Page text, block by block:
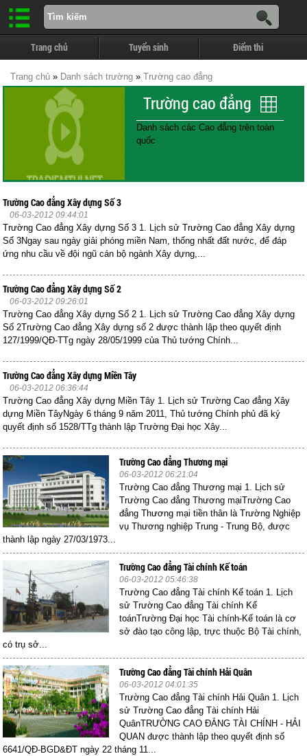
Trang chủ Tuyển sinh Điểm thi
Trang chủ » Danh sách trường » Trường cao đẳng
Trường cao đẳng
Danh sách các Cao đẳng trên toàn
quốc
Trường Cao đẳng Xây dựng Số 3
06-03-2012 09:44:01
Trường Cao đẳng Xây dựng Số 3 1. Lịch sử Trường Cao đẳng Xây dựng
Số 3Ngay sau ngày giải phóng miền Nam, thống nhất đất nước, để đáp
ứng nhu cầu về đội ngũ cán bộ ngành Xây dựng,...
Trường Cao đẳng Xây dựng Số 2
06-03-2012 09:26:01
Trường Cao đẳng Xây dựng Số 2 1. Lịch sử Trường Cao đẳng Xây dựng
Số 2Trường Cao đẳng Xây dựng số 2 được thành lập theo quyết định
127/1999/QĐ-TTg ngày 28/05/1999 của Thủ tướng Chính...
Trường Cao đẳng Xây dựng Miền Tây
06-03-2012 06:36:44
Trường Cao đẳng Xây dựng Miền Tây 1. Lịch sử Trường Cao đẳng Xây
dựng Miền TâyNgày 6 tháng 9 năm 2011, Thủ tướng Chính phủ đã ký
quyết định số 1528/TTg thành lập Trường Đại học Xây...
Trường Cao đẳng Thương mại
06-03-2012 06:21:04
Trường Cao đẳng Thương mại 1. Lịch sử
Trường Cao đẳng Thương mạiTrường Cao
đẳng Thương mại tiền thân là Trường Nghiệp
vụ Thương nghiệp Trung - Trung Bộ, được
thành lập ngày 27/03/1973...
Trường Cao đẳng Tài chính Kế toán
06-03-2012 05:46:38
Trường Cao đẳng Tài chính Kế toán 1. Lịch
sử Trường Cao đẳng Tài chính Kế
toánTrường Đại học Tài chính-Kế toán là cơ
sở đào tạo công lập, trực thuộc Bộ Tài chính,
có trụ sở...
Trường Cao đẳng Tài chính Hải Quân
06-03-2012 04:01:35
Trường Cao đẳng Tài chính Hải Quân 1. Lịch
sử Trường Cao đẳng Tài chính Hải
QuânTRƯỜNG CAO ĐẲNG TÀI CHÍNH - HẢI
QUAN được thành lập theo quyết định số
6641/QĐ-BGD&ĐT ngày 22 tháng 11...